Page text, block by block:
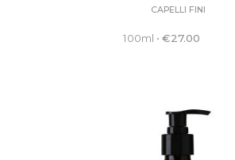
CAPELLI FINI
100ml •€27.00